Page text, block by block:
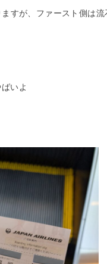
すが、ファースト側は流
いよ